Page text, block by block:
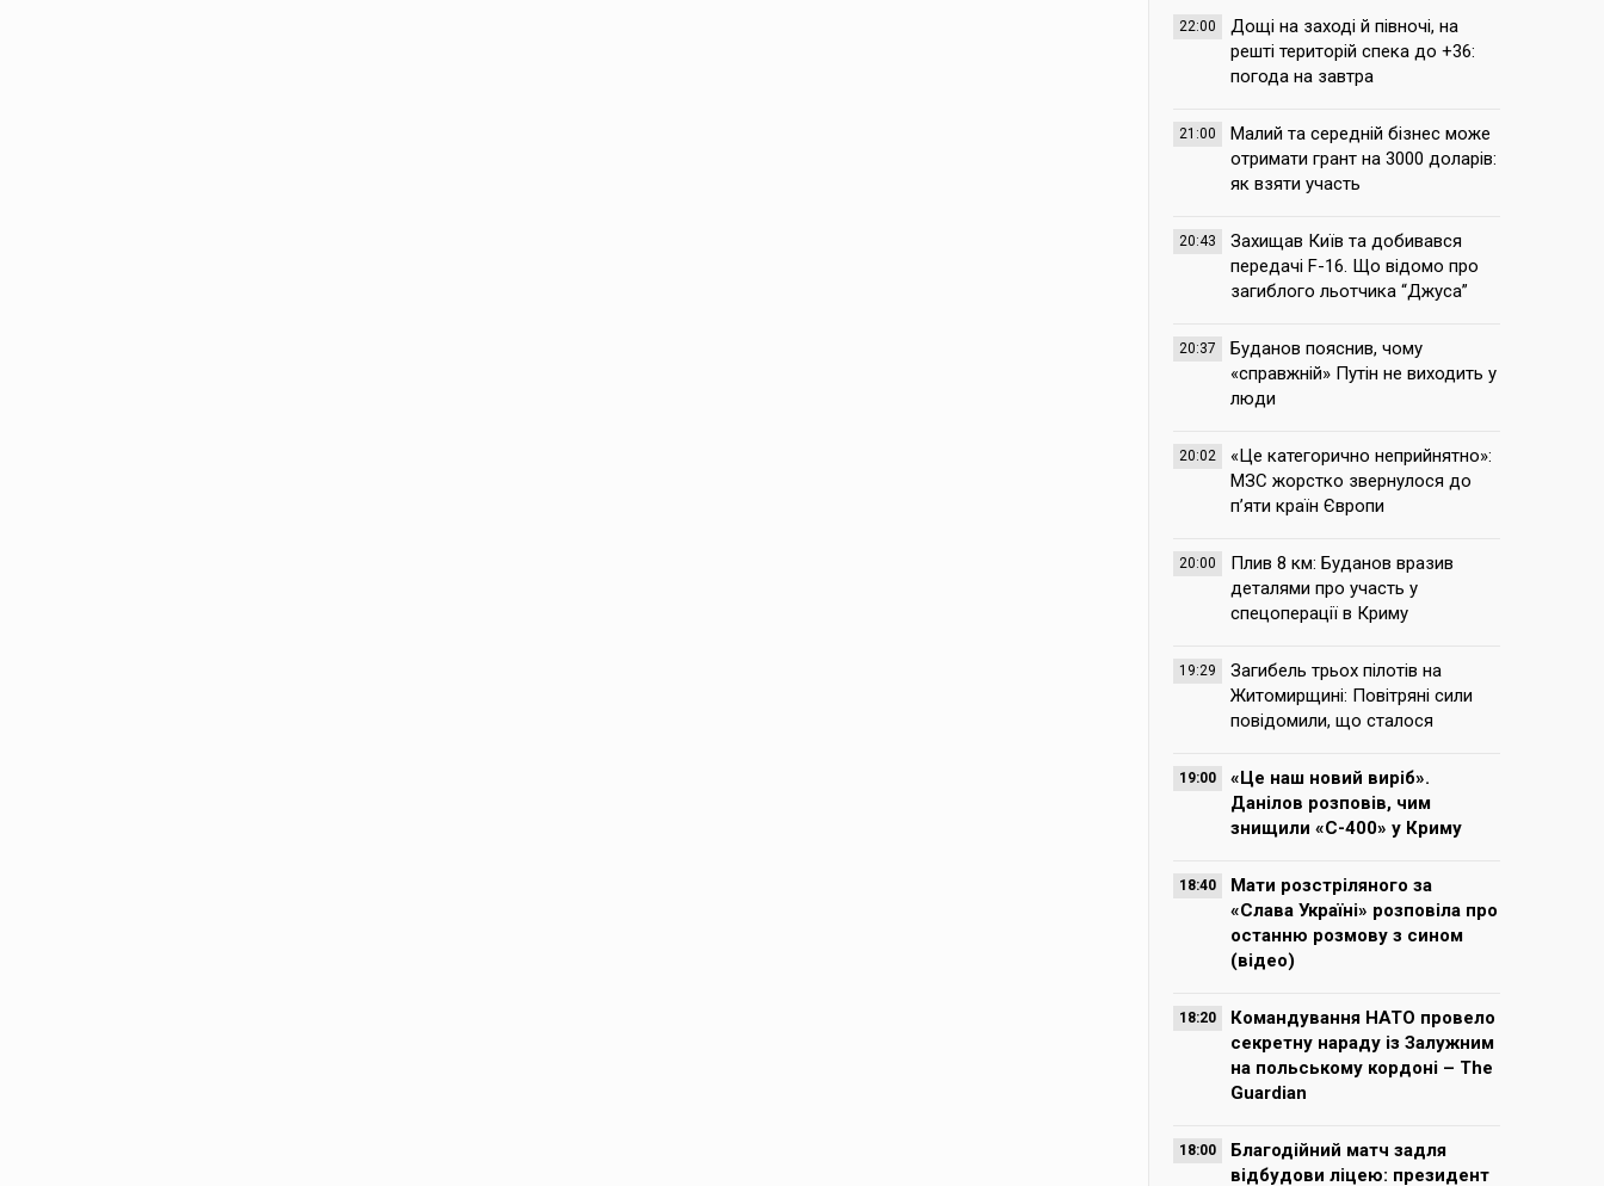
22:00
Дощі на заході й півночі, на
решті територій спека до +36:
погода на завтра
21:00
Малий та середній бізнес може
отримати грант на 3000 доларів:
як взяти участь
20:43
Захищав Київ та добивався
передачі F-16. Що відомо про
загиблого льотчика “Джуса”
20:37
Буданов пояснив, чому
«справжній» Путін не виходить у
люди
20:02
«Це категорично неприйнятно»:
МЗС жорстко звернулося до
п’яти країн Європи
20:00
Плив 8 км: Буданов вразив
деталями про участь у
спецоперації в Криму
19:29
Загибель трьох пілотів на
Житомирщині: Повітряні сили
повідомили, що сталося
19:00
«Це наш новий виріб».
Данілов розповів, чим
знищили «С-400» у Криму
18:40
Мати розстріляного за
«Слава Україні» розповіла про
останню розмову з сином
(відео)
18:20
Командування НАТО провело
секретну нараду із Залужним
на польському кордоні – The
Guardian
18:00
Благодійний матч задля
відбудови ліцею: президент